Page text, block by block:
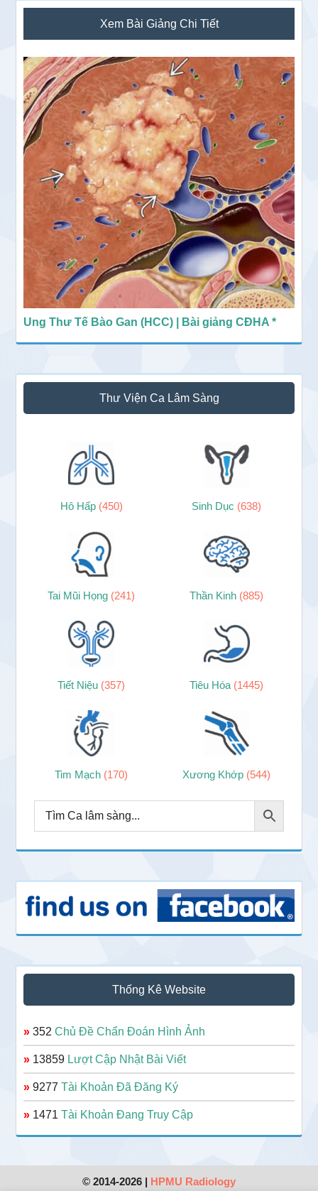
Sidebar
chính
Xem Bài Giảng Chi Tiết
Ung Thư Tế Bào Gan (HCC) | Bài giảng CĐHA *
Thư Viện Ca Lâm Sàng
Hô Hấp (450) Sinh Dục (638)
Tai Mũi Họng (241) Thần Kinh (885)
Tiết Niệu (357) Tiêu Hóa (1445)
Tim Mạch (170) Xương Khớp (544)
Thống Kê Website
» 352Chủ Đề Chẩn Đoán Hình Ảnh
» 13859 Lượt Cập Nhật Bài Viết
» 9277Tài Khoản Đã Đăng Ký
» 1471Tài Khoản Đang Truy Cập
© 2014-2026 | HPMU Radiology